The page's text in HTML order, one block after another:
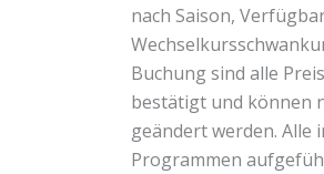
nach Saison,
Buchung sind alle
bestätigt und können
geändert werden. Alle
Programmen